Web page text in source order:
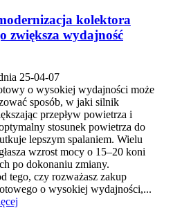
kolektora
zwiększa wydajność
25-04-07
o wysokiej wydajności może
sposób, w jaki silnik
przepływ powietrza i
stosunek powietrza do
lepszym spalaniem. Wielu
wzrost mocy o 15–20 koni
po dokonaniu zmiany.
tego, czy rozważasz zakup
o wysokiej wydajności,...